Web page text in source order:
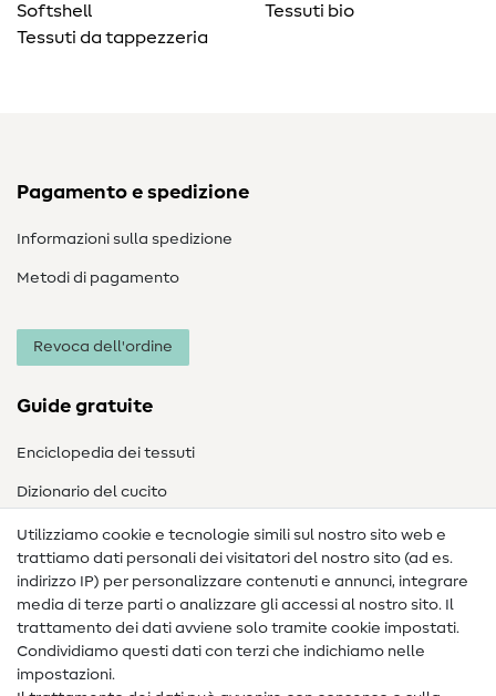
Softshell
Tessuti da tappezzeria
Tessuti bio
Pagamento e spedizione
Informazioni sulla spedizione
Metodi di pagamento
Revoca dell'ordine
Guide gratuite
Enciclopedia dei tessuti
Dizionario del cucito
Nähanleitungen
Assistenza e contatto
Contatto
Informazioni sul nuovo proprietario
Utilizziamo cookie e tecnologie simili sul nostro sito web e
trattiamo dati personali dei visitatori del nostro sito (ad es.
indirizzo IP) per personalizzare contenuti e annunci, integrare
media di terze parti o analizzare gli accessi al nostro sito. Il
trattamento dei dati avviene solo tramite cookie impostati.
Condividiamo questi dati con terzi che indichiamo nelle
impostazioni.